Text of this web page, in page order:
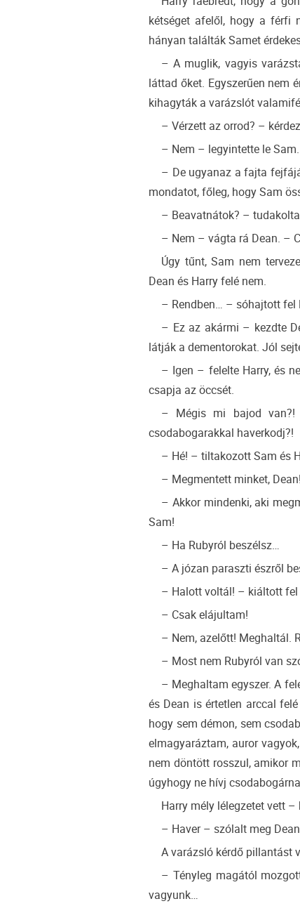
kétséget afelől, hogy a férfi
hányan találták Samet
– A muglik, vagyis
láttad őket. Egyszerűen nem
kihagyták a varázslót
– Vérzett az orrod? –
– Nem – legyintette le Sam.
– De ugyanaz a fajta
mondatot, főleg, hogy Sam
– Beavatnátok? –
– Nem – vágta rá Dean. –
Úgy tűnt, Sam nem
Dean és Harry felé nem.
– Rendben… – sóhajtott fel
– Ez az akármi – kezdte
látják a dementorokat. Jól
– Igen – felelte Harry, és
csapja az öccsét.
– Mégis mi bajod van?!
csodabogarakkal haverkodj?!
– Hé! – tiltakozott Sam és
– Megmentett minket,
– Akkor mindenki, aki
Sam!
– Ha Rubyról beszélsz…
– A józan paraszti észről
– Halott voltál! – kiáltott fel
– Csak elájultam!
– Nem, azelőtt! Meghaltál.
– Most nem Rubyról van
– Meghaltam egyszer. A
és Dean is értetlen arccal
hogy sem démon, sem
elmagyaráztam, auror
nem döntött rosszul, amikor
úgyhogy ne hívj
Harry mély lélegzetet vett
– Haver – szólalt meg
A varázsló kérdő pillantást
– Tényleg magától
vagyunk…